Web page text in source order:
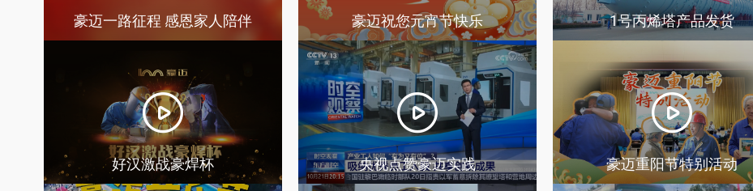
豪迈一路征程 感恩家人陪伴 豪迈祝您元宵节快乐 1号丙烯塔产品发货
好汉激战豪焊杯 央视点赞豪迈实践 豪迈重阳节特别活动